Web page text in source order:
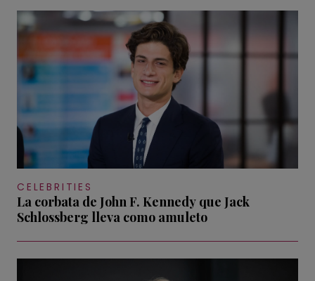
CELEBRITIES
La corbata de John F. Kennedy que Jack
Schlossberg lleva como amuleto